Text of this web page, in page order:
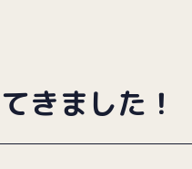
きました！